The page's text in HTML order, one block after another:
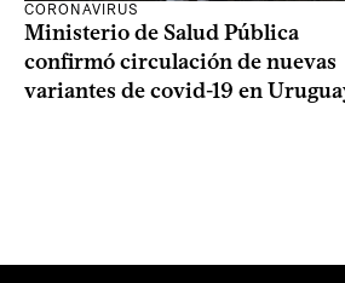
CORONAVIRUS
Ministerio de Salud Pública
confirmó circulación de nuevas
variantes de covid-19 en